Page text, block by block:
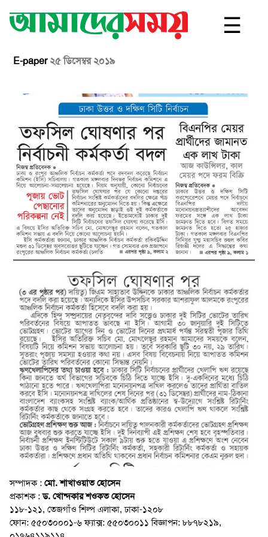
☰
E-paper২৫ ডিসেম্বর ২০১৯
সম্পাদক : মো. শাখাওয়াত হোসেন
প্রকাশক :ড. খোন্দকার শওকত হোসেন
১১৮-১২১, তেজগাঁও শিল্প এলাকা, ঢাকা-১২০৮
ফোন: ৫৫০৩০০০১-৬ ফ্যাক্স: ৫৫০৩০০১১ বিজ্ঞাপন: ৮৮৭৮২১৯,